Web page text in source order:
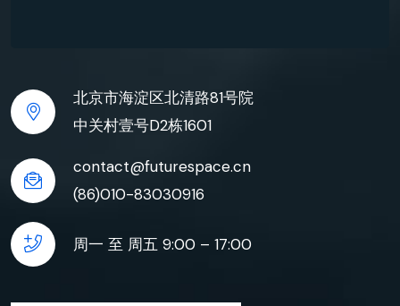
北京市海淀区北清路81号院
中关村壹号D2栋1601
contact@futurespace.cn
(86)010-83030916
周一 至 周五 9:00 – 17:00